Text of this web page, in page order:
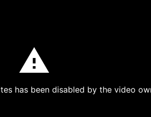
has been disabled by the video